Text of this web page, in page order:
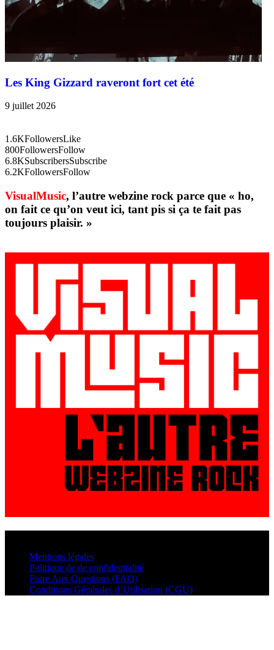
Les King Gizzard raveront fort cet été
9 juillet 2026
1.6KFollowersLike
800FollowersFollow
6.8KSubscribersSubscribe
6.2KFollowersFollow
VisualMusic, l’autre webzine rock parce que « ho,
on fait ce qu’on veut ici, tant pis si ça te fait pas
toujours plaisir. »
Mentions légales
Politique de de confidentialité
Foire Aux Questions (FAQ)
Conditions Générales d’Utilisation (CGU)